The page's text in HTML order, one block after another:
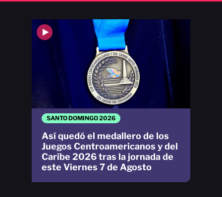
SANTO DOMINGO 2026
Así quedó el medallero de los
Juegos Centroamericanos y del
Caribe 2026 tras la jornada de
este Viernes 7 de Agosto